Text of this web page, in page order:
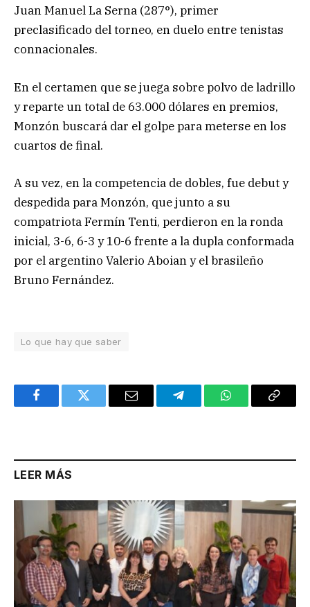
Juan Manuel La Serna (287°), primer
preclasificado del torneo, en duelo entre tenistas
connacionales.
En el certamen que se juega sobre polvo de ladrillo
y reparte un total de 63.000 dólares en premios,
Monzón buscará dar el golpe para meterse en los
cuartos de final.
A su vez, en la competencia de dobles, fue debut y
despedida para Monzón, que junto a su
compatriota Fermín Tenti, perdieron en la ronda
inicial, 3-6, 6-3 y 10-6 frente a la dupla conformada
por el argentino Valerio Aboian y el brasileño
Bruno Fernández.
Lo que hay que saber
FacebookTwitter Email TelegramWhatsAppCopy
LEER MÁS